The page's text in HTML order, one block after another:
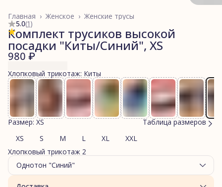
Женские трусы
Женское ›
Главная ›
5.0(1)
Комплект трусиков высокой
посадки "Киты/Синий", XS
980 ₽
Хлопковый трикотаж: Киты
Размер: XS
Таблица размеров
XS
S M L XL
XXL
Хлопковый трикотаж 2
Однотон "Синий"